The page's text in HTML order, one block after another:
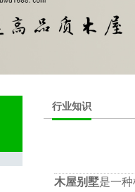
行业知识
木屋别墅是一